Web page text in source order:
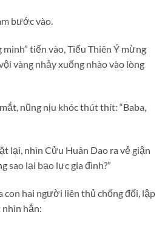
bước vào.
minh” tiến vào, Tiểu Thiên Ý mừng
vàng nhảy xuống nhào vào lòng
nũng nịu khóc thút thít: “Baba,
lại, nhìn Cửu Huân Dao ra vẻ giận
sao lại bạo lực gia đình?”
con hai người liên thủ chống đối, lập
hắn: